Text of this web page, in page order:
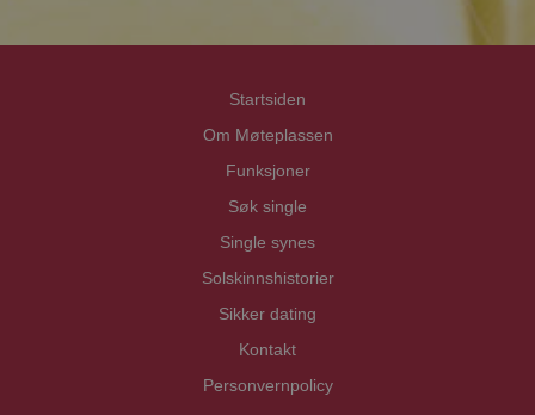
Startsiden
Om Møteplassen
Funksjoner
Søk single
Single synes
Solskinnshistorier
Sikker dating
Kontakt
Personvernpolicy